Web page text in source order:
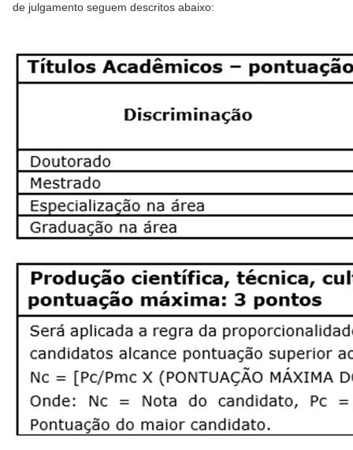
de julgamento seguem descritos abaixo: